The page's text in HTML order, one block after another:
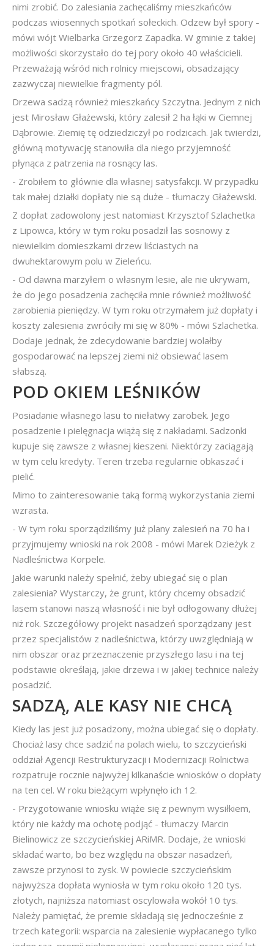
nimi zrobić. Do zalesiania zachęcaliśmy mieszkańców
podczas wiosennych spotkań sołeckich. Odzew był spory -
mówi wójt Wielbarka Grzegorz Zapadka. W gminie z takiej
możliwości skorzystało do tej pory około 40 właścicieli.
Przeważają wśród nich rolnicy miejscowi, obsadzający
zazwyczaj niewielkie fragmenty pól.
Drzewa sadzą również mieszkańcy Szczytna. Jednym z nich
jest Mirosław Głażewski, który zalesił 2 ha łąki w Ciemnej
Dąbrowie. Ziemię tę odziedziczył po rodzicach. Jak twierdzi,
główną motywację stanowiła dla niego przyjemność
płynąca z patrzenia na rosnący las.
- Zrobiłem to głównie dla własnej satysfakcji. W przypadku
tak małej działki dopłaty nie są duże - tłumaczy Głażewski.
Z dopłat zadowolony jest natomiast Krzysztof Szlachetka
z Lipowca, który w tym roku posadził las sosnowy z
niewielkim domieszkami drzew liściastych na
dwuhektarowym polu w Zieleńcu.
- Od dawna marzyłem o własnym lesie, ale nie ukrywam,
że do jego posadzenia zachęciła mnie również możliwość
zarobienia pieniędzy. W tym roku otrzymałem już dopłaty i
koszty zalesienia zwróciły mi się w 80% - mówi Szlachetka.
Dodaje jednak, że zdecydowanie bardziej wolałby
gospodarować na lepszej ziemi niż obsiewać lasem
słabszą.
POD OKIEM LEŚNIKÓW
Posiadanie własnego lasu to niełatwy zarobek. Jego
posadzenie i pielęgnacja wiążą się z nakładami. Sadzonki
kupuje się zawsze z własnej kieszeni. Niektórzy zaciągają
w tym celu kredyty. Teren trzeba regularnie obkaszać i
pielić.
Mimo to zainteresowanie taką formą wykorzystania ziemi
wzrasta.
- W tym roku sporządziliśmy już plany zalesień na 70 ha i
przyjmujemy wnioski na rok 2008 - mówi Marek Dzieżyk z
Nadleśnictwa Korpele.
Jakie warunki należy spełnić, żeby ubiegać się o plan
zalesienia? Wystarczy, że grunt, który chcemy obsadzić
lasem stanowi naszą własność i nie był odłogowany dłużej
niż rok. Szczegółowy projekt nasadzeń sporządzany jest
przez specjalistów z nadleśnictwa, którzy uwzględniają w
nim obszar oraz przeznaczenie przyszłego lasu i na tej
podstawie określają, jakie drzewa i w jakiej technice należy
posadzić.
SADZĄ, ALE KASY NIE CHCĄ
Kiedy las jest już posadzony, można ubiegać się o dopłaty.
Chociaż lasy chce sadzić na polach wielu, to szczycieński
oddział Agencji Restrukturyzacji i Modernizacji Rolnictwa
rozpatruje rocznie najwyżej kilkanaście wniosków o dopłaty
na ten cel. W roku bieżącym wpłynęło ich 12.
- Przygotowanie wniosku wiąże się z pewnym wysiłkiem,
który nie każdy ma ochotę podjąć - tłumaczy Marcin
Bielinowicz ze szczycieńskiej ARiMR. Dodaje, że wnioski
składać warto, bo bez względu na obszar nasadzeń,
zawsze przynosi to zysk. W powiecie szczycieńskim
najwyższa dopłata wyniosła w tym roku około 120 tys.
złotych, najniższa natomiast oscylowała wokół 10 tys.
Należy pamiętać, że premie składają się jednocześnie z
trzech kategorii: wsparcia na zalesienie wypłacanego tylko